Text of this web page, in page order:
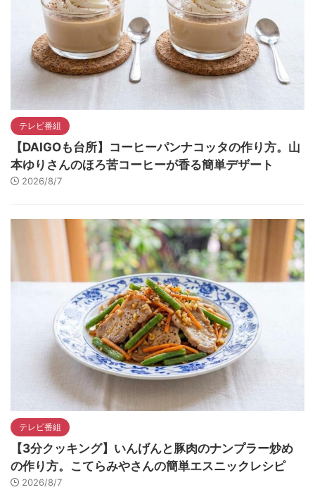
テレビ番組
【DAIGOも台所】コーヒーパンナコッタの作り方。山
本ゆりさんのほろ苦コーヒーが香る簡単デザート
2026/8/7
テレビ番組
【3分クッキング】いんげんと豚肉のナンプラー炒め
の作り方。こてらみやさんの簡単エスニックレシピ
2026/8/7